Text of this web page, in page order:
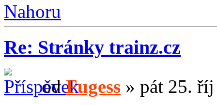
Nahoru
Re: Stránky trainz.cz
odFugess » pát 25.